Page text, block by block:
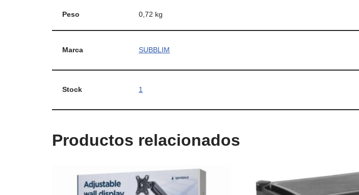
Peso 0,72 kg
Marca SUBBLIM
Stock 1
Productos relacionados